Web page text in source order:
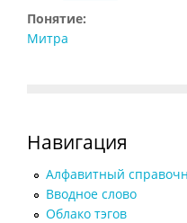
Понятие:
Митра
Навигация
Алфавитный
Вводное слово
Облако тэгов